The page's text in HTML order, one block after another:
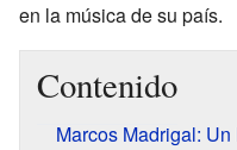
en la música de su país.
Contenido
Marcos Madrigal: